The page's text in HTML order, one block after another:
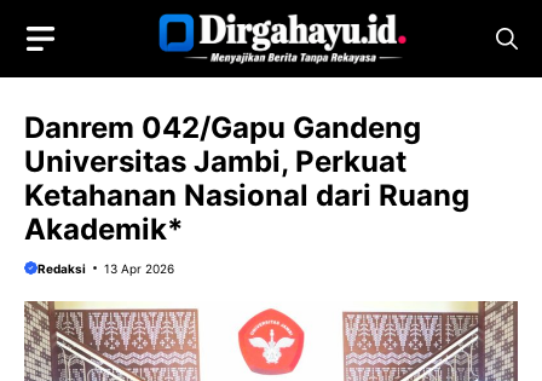
isi
Danrem 042/Gapu Gandeng
Universitas Jambi, Perkuat
Ketahanan Nasional dari Ruang
Akademik*
Redaksi 13 Apr 2026